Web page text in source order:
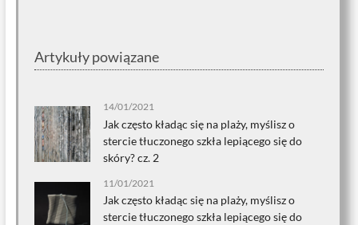
Artykuły powiązane
14/01/2021
Jak często kładąc się na plaży, myślisz o
stercie tłuczonego szkła lepiącego się do
skóry? cz. 2
11/01/2021
Jak często kładąc się na plaży, myślisz o
stercie tłuczonego szkła lepiącego się do